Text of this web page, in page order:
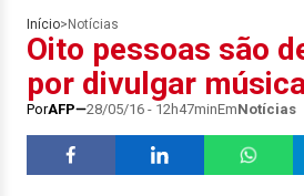
Início> Notícias
Oito pessoas são
por divulgar música
PorAFP 28/05/16 - 12h47minEmNotícias